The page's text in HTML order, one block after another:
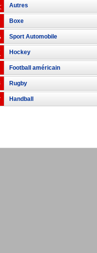
Autres
Boxe
Sport Automobile
Hockey
Football américain
Rugby
Handball